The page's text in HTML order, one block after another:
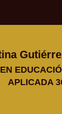
APLICADA